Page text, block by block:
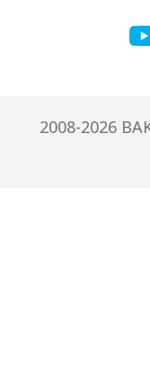
2008-2026